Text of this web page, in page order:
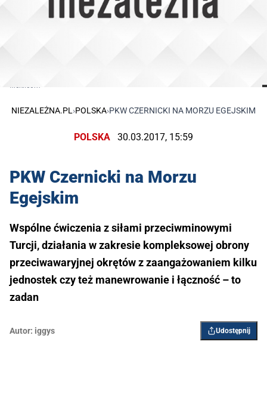
NIEZALEŻNA.PL ›POLSKA›PKW CZERNICKI NA MORZU EGEJSKIM
POLSKA 30.03.2017, 15:59
PKW Czernicki na Morzu
Egejskim
Wspólne ćwiczenia z siłami przeciwminowymi
Turcji, działania w zakresie kompleksowej obrony
przeciwawaryjnej okrętów z zaangażowaniem kilku
jednostek czy też manewrowanie i łączność – to
zadan
Autor: iggys Udostępnij